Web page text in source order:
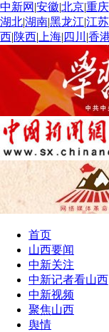
中新网 |安徽|北京|重庆
湖北|湖南|黑龙江|江苏
西|陕西| 上海| 四川 |香
首页
山西要闻
中新关注
中新记者看山西
中新视频
聚焦山西
舆情